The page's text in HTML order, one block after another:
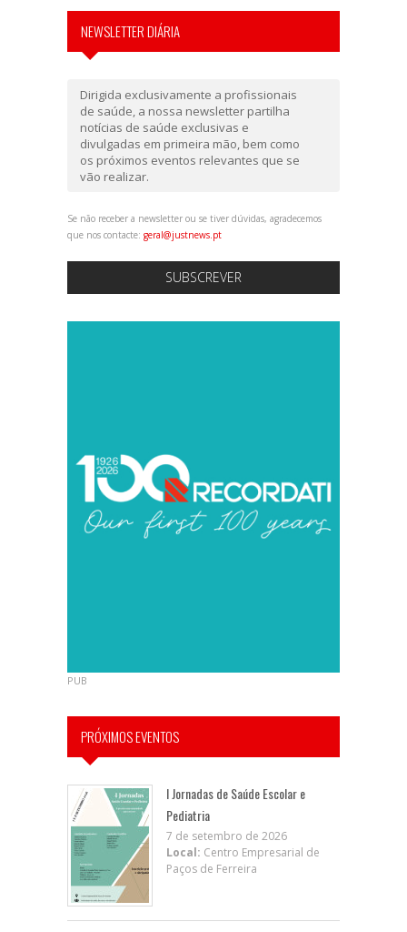
NEWSLETTER DIÁRIA
Dirigida exclusivamente a profissionais
de saúde, a nossa newsletter partilha
notícias de saúde exclusivas e
divulgadas em primeira mão, bem como
os próximos eventos relevantes que se
vão realizar.
Se não receber a newsletter ou se tiver dúvidas, agradecemos
que nos contacte: geral@justnews.pt
SUBSCREVER
PUB
PRÓXIMOS EVENTOS
I Jornadas de Saúde Escolar e
Pediatria
7 de setembro de 2026
Local: Centro Empresarial de
Paços de Ferreira